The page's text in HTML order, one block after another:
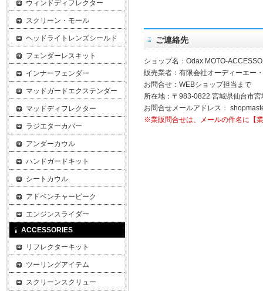
ご連絡先
ショップ名：Odax MOTO-
販売業者：有限会社オーディーエー
お問合せ：WEBショップ担当まで
所在地：〒983-0822 宮城県仙台市
お問合せメールアドレス：
※業販問合せは、メールの件名に【
ウィンドディフレクター
スクリーン・モール
ヘッドライトレンズシールド
フェンダーレスキット
インナーフェンダー
マッドガードエクステンダー
マッドディフレクター
ラジエターカバー
アンダーカウル
ハンドガードキット
シートカウル
アドベンチャービーク
エンジンスライダー
ACCESSORIES
リフレクターキット
ツーリングアイテム
スクリーンスクリュー